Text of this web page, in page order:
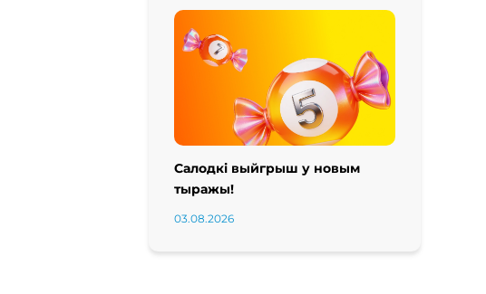
Салодкі выйгрыш у новым
тыражы!
03.08.2026